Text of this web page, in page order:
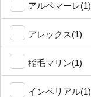
アルベマーレ(1)
アレックス(1)
稲毛マリン(1)
インペリアル(1)